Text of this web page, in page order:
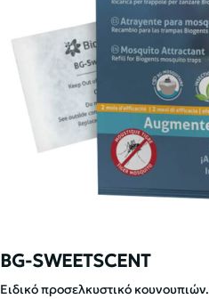
BG-SWEETSCENT
Ειδικό προσελκυστικό κουνουπιών.